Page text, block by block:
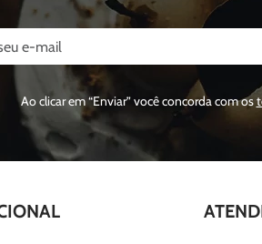
Ao clicar em “Enviar” você concorda com os